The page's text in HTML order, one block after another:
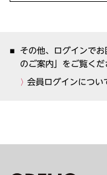
その他、ログインで
のご案内」をご覧くだ
会員ログインについ